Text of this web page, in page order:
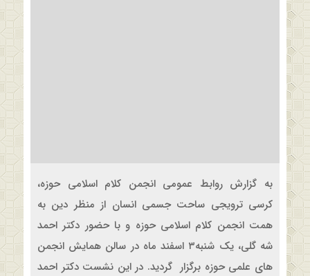
به گزارش روابط عمومی انجمن کلام اسلامی حوزه،
کرسی ترویجی ساحت جسمی انسان از منظر دین به
همت انجمن کلام اسلامی حوزه و با حضور دکتر احمد
شه گلی، یک شنبه۳ اسفند ماه در سالن همایش انجمن
های علمی حوزه برگزار گردید. در این نشست دکتر احمد